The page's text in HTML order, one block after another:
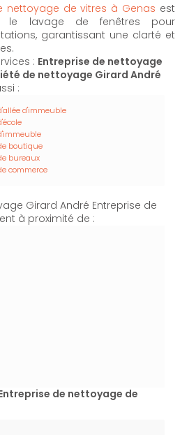
nettoyage de vitres à Genas est
le lavage de fenêtres pour
garantissant une clarté et
: Entreprise de nettoyage
de nettoyage Girard André
:
d'immeuble
boutique
bureaux
commerce
Girard André Entreprise de
à proximité de :
de nettoyage de